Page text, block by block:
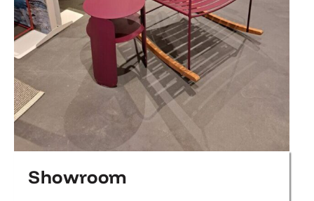
Showroom